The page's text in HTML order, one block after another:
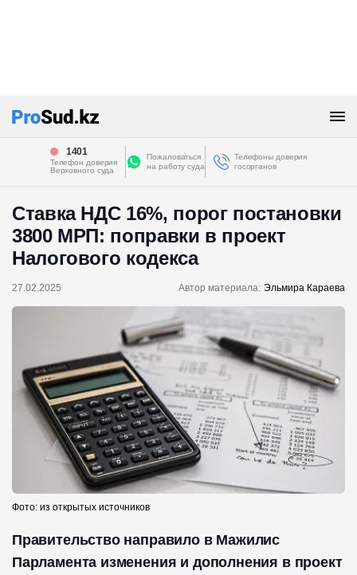
1401
Телефон доверия
Верховного суда
Пожаловаться
на работу суда
Телефоны доверия
госорганов
Ставка НДС 16%, порог постановки
3800 МРП: поправки в проект
Налогового кодекса
27.02.2025 Автор материала: Эльмира Караева
Фото: из открытых источников
Правительство направило в Мажилис
Парламента изменения и дополнения в проект